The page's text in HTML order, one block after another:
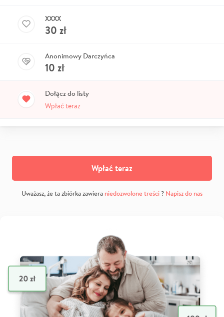
XXXX
30 zł
Anonimowy Darczyńca
10 zł
Dołącz do listy
Wpłać teraz
Wpłać teraz
Uważasz, że ta zbiórka zawiera niedozwolone treści? Napisz do nas